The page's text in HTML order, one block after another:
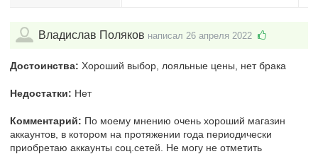
Владислав Поляков написал 26 апреля 2022
Достоинства: Хороший выбор, лояльные цены, нет брака
Недостатки: Нет
Комментарий: По моему мнению очень хороший магазин
аккаунтов, в котором на протяжении года периодически
приобретаю аккаунты соц.сетей. Не могу не отметить